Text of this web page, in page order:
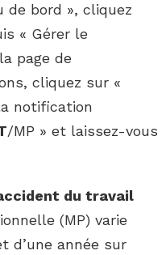
de bord », cliquez
« Gérer le
page de
cliquez sur «
notification
/MP » et laissez-vous
du travail
(MP) varie
d’une année sur